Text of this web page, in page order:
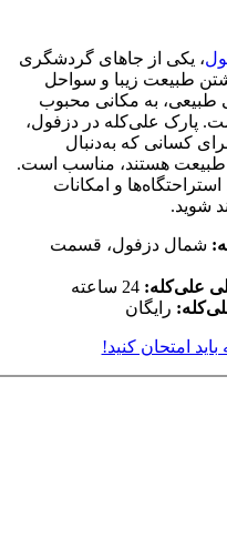
، یکی از جاهای گردشگری
طبیعت زیبا و سواحل
طبیعی، به مکانی محبوب
پارک علی‌کله در دزفول،
کسانی که به‌دنبال
طبیعت هستند، مناسب است.
و امکانات
شوید.
شمال دزفول، قسمت
علی‌کله: 24 ساعته
رایگان
امتحان کنید!